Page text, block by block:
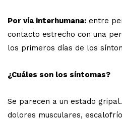
Por vía interhumana: entre
contacto estrecho con una
los primeros días de los
¿Cuáles son los síntomas?
Se parecen a un estado
dolores musculares,